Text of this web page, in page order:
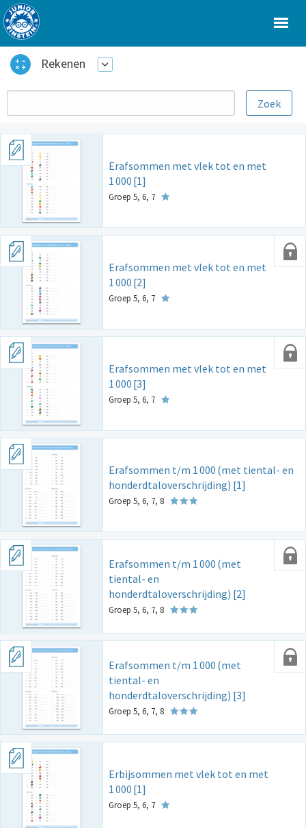
Rekenen
Erafsommen met vlek tot en met
1000 [1]
Groep 5, 6, 7
Erafsommen met vlek tot en met
1000 [2]
Groep 5, 6, 7
Erafsommen met vlek tot en met
1000 [3]
Groep 5, 6, 7
Erafsommen t/m 1000 (met tiental- en
honderdtaloverschrijding) [1]
Groep 5, 6, 7, 8
Erafsommen t/m 1000 (met
tiental- en
honderdtaloverschrijding) [2]
Groep 5, 6, 7, 8
Erafsommen t/m 1000 (met
tiental- en
honderdtaloverschrijding) [3]
Groep 5, 6, 7, 8
Erbijsommen met vlek tot en met
1000 [1]
Groep 5, 6, 7